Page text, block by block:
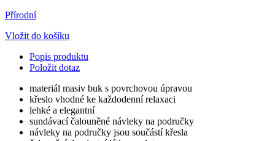
Přírodní
Vložit do košíku
Popis produktu
Položit dotaz
materiál masiv buk s povrchovou úpravou
křeslo vhodné ke každodenní relaxaci
lehké a elegantní
sundávací čalouněné návleky na područky
návleky na područky jsou součástí křesla